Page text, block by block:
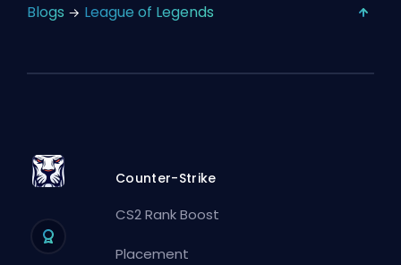
Blogs League of Legends
Counter-Strike
CS2 Rank Boost
Placement